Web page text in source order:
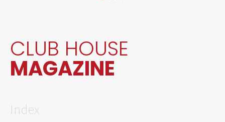
CLUB HOUSE
MAGAZINE
Index